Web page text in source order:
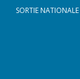
SORTIE NATIONALE